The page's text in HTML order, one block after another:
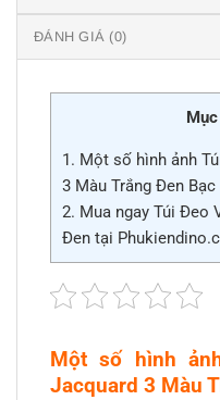
ĐÁNH GIÁ (0)
1. Một số hình ảnh
3 Màu Trắng Đen Bạc
2. Mua ngay Túi Đeo
Đen tại
Một số hình
Jacquard 3 Màu